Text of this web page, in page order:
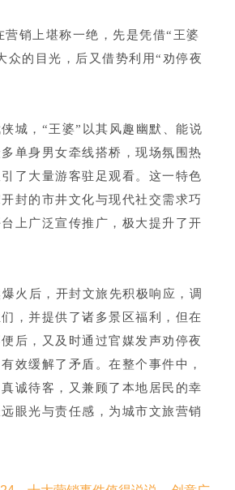
营销上堪称一绝，先是凭借“王婆
众的目光，后又借势利用“劝停夜
城，“王婆”以其风趣幽默、能说
单身男女牵线搭桥，现场氛围热
了大量游客驻足观看。这一特色
封的市井文化与现代社交需求巧
上广泛宣传推广，极大提升了开
火后，开封文旅先积极响应，调
，并提供了诸多景区福利，但在
后，又及时通过官媒发声劝停夜
效缓解了矛盾。在整个事件中，
诚待客，又兼顾了本地居民的幸
眼光与责任感，为城市文旅营销